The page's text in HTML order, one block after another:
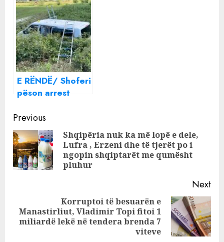
Ministrisë së
Shëndetësisë,
mori 330 mijë
lekë rryshfet
E RËNDË/ Shoferi
pëson arrest
drejtonte
furgonin e
ministrisë së
Shëndetësisë,
humb jetën 50
Continue
Reading
Previous
Shqipëria nuk ka më lopë e dele,
Lufra , Erzeni dhe të tjerët po i
ngopin shqiptarët me qumësht
pluhur
Next
Next
post:
Korruptoi të besuarën e
Manastirliut, Vladimir Topi fitoi 1
miliardë lekë në tendera brenda 7
viteve